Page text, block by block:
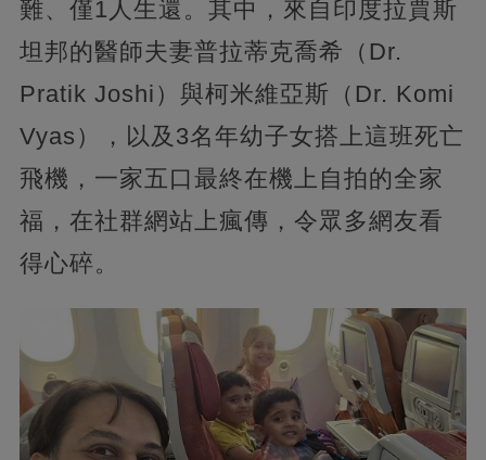
難、僅1人生還。其中，來自印度拉賈斯
坦邦的醫師夫妻普拉蒂克喬希（Dr.
Pratik Joshi）與柯米維亞斯（Dr. Komi
Vyas），以及3名年幼子女搭上這班死亡
飛機，一家五口最終在機上自拍的全家
福，在社群網站上瘋傳，令眾多網友看
得心碎。